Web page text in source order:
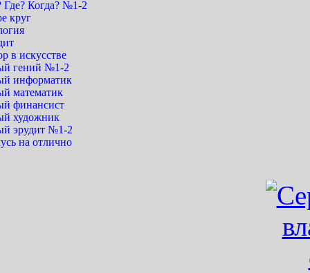
Где? Когда? №1-2
круг
в искусстве
гений №1-2
информатик
математик
финансист
художник
эрудит №1-2
на отлично